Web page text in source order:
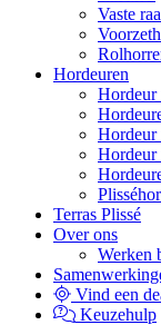
Vaste
Hordeuren
Hordeur
Hordeur
Hordeur
Terras Plissé
Over ons
Werken
Vind een
Keuzehulp